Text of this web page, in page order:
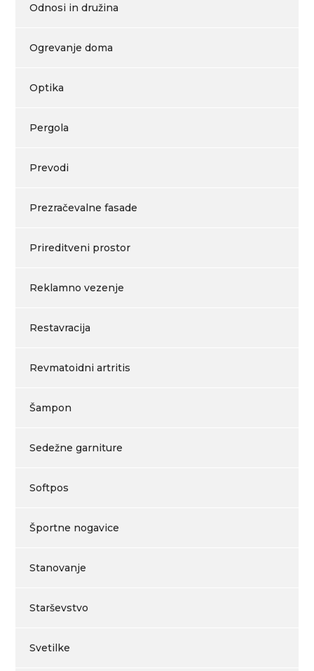
Odnosi in družina
Ogrevanje doma
Optika
Pergola
Prevodi
Prezračevalne fasade
Prireditveni prostor
Reklamno vezenje
Restavracija
Revmatoidni artritis
Šampon
Sedežne garniture
Softpos
Športne nogavice
Stanovanje
Starševstvo
Svetilke